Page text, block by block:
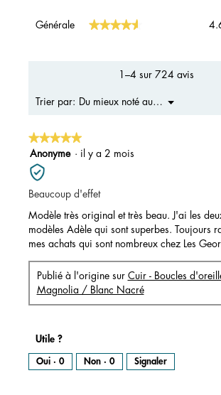
Générale ★★★★★
★★★★★
1–4 sur 724 avis
Trier par: Du mieux noté au moins bons
▼
Menu
★★★★★
★★★★★
5
sur
5
étoiles.
Anonyme · il y a 2 mois
Beaucoup d'effet
Modèle très original et très beau. J'ai les
modèles Adèle qui sont superbes. Toujours
mes achats qui sont nombreux chez Les
Publié à l'origine sur Cuir - Boucles
Magnolia / Blanc Nacré
Utile ?
Oui · 0 Non · 0 Signaler